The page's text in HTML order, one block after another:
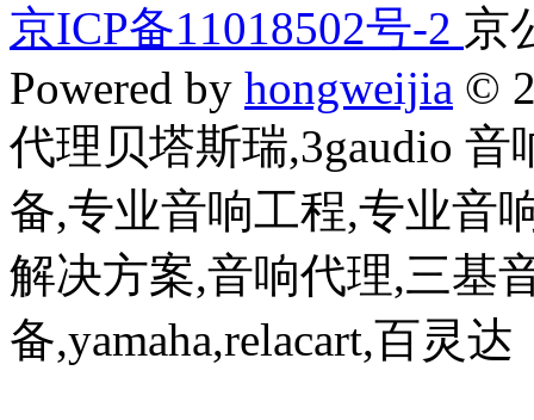
京ICP备11018502号-2 京
Powered by hongweijia ©
代理贝塔斯瑞,3gaudio
备,专业音响工程,专业音
解决方案,音响代理,三基
备,yamaha,relacart,百灵达